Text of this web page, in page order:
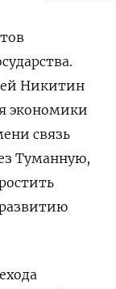
Никитин
экономики
связь
Туманную,